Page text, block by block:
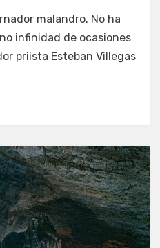
malandro. No ha
infinidad de ocasiones
priista Esteban Villegas